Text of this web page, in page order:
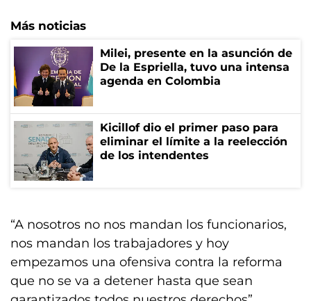
Más noticias
Milei, presente en la asunción de
De la Espriella, tuvo una intensa
agenda en Colombia
Kicillof dio el primer paso para
eliminar el límite a la reelección
de los intendentes
“A nosotros no nos mandan los funcionarios,
nos mandan los trabajadores y hoy
empezamos una ofensiva contra la reforma
que no se va a detener hasta que sean